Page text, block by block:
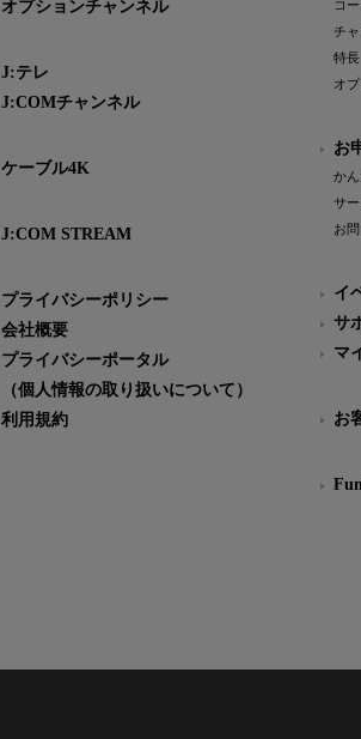
オプションチャンネル
J:テレ
J:COMチャンネル
ケーブル4K
J:COM STREAM
プライバシーポリシー
会社概要
プライバシーポータル
（個人情報の取り扱いについて）
利用規約
コ
チ
特長
オ
お
か
サ
お
イ
サ
マ
お